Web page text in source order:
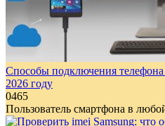
Способы подключения
2026 году
0465
Пользователь смартфона в